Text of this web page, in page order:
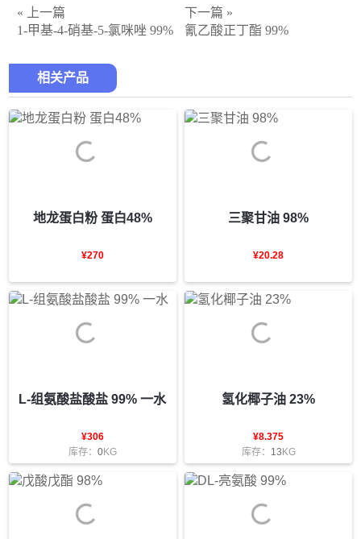
« 上一篇
1-甲基-4-硝基-5-氯咪唑 99%
下一篇 »
氰乙酸正丁酯 99%
相关产品
地龙蛋白粉 蛋白48%
¥270
三聚甘油 98%
¥20.28
L-组氨酸盐酸盐 99% 一水
¥306
库存： 0KG
氢化椰子油 23%
¥8.375
库存： 13 KG